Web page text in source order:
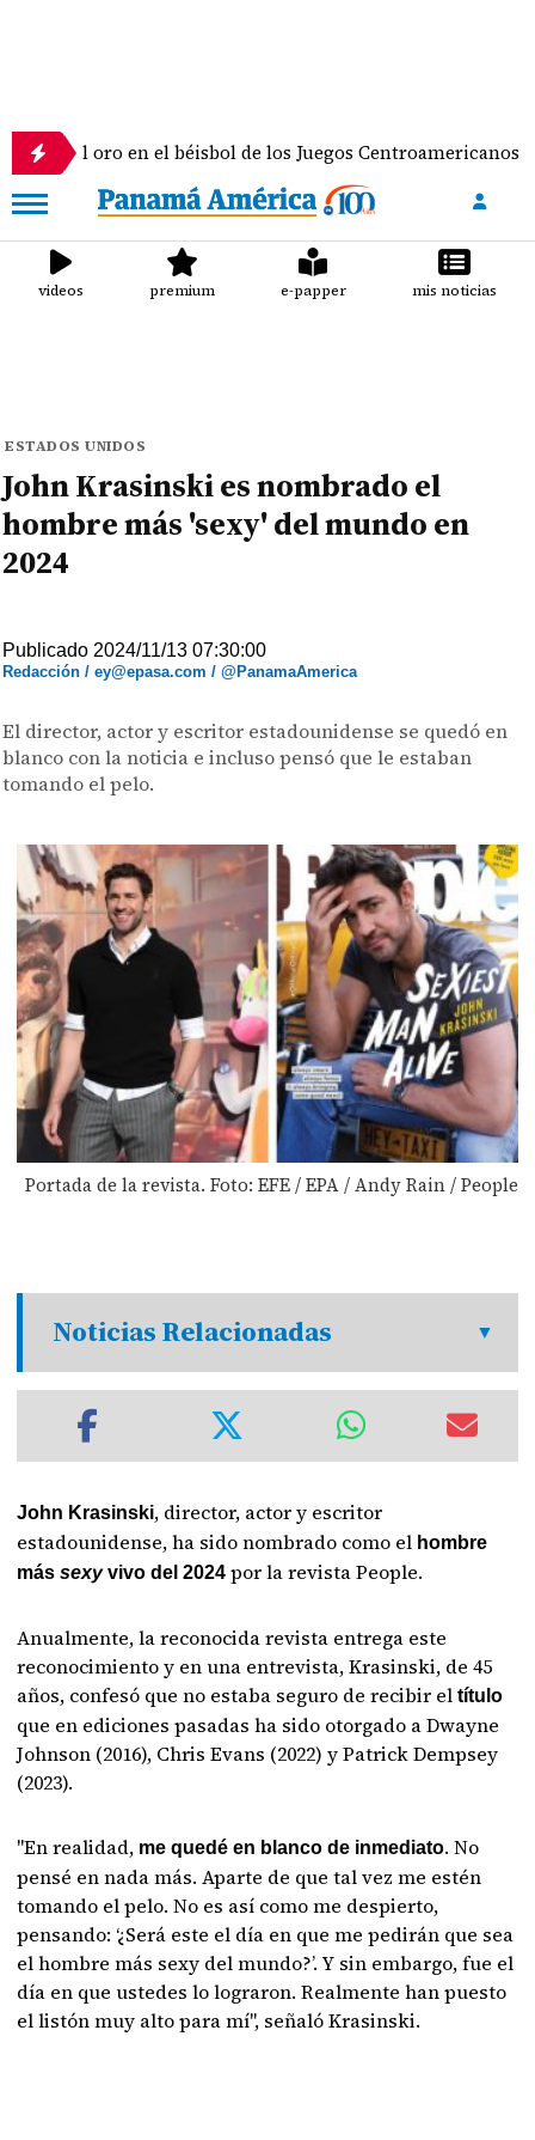
en el béisbol de los Juegos Centroamericanos y del Caribe
videos premium e-papper mis noticias
ESTADOS UNIDOS
John Krasinski es nombrado el
hombre más 'sexy' del mundo en
2024
Publicado 2024/11/13 07:30:00
Redacción / ey@epasa.com / @PanamaAmerica
El director, actor y escritor estadounidense se quedó en
blanco con la noticia e incluso pensó que le estaban
tomando el pelo.
Portada de la revista. Foto: EFE / EPA / Andy Rain / People
Noticias Relacionadas
John Krasinski, director, actor y escritor
estadounidense, ha sido nombrado como el hombre
mássexyvivo del 2024 por la revista People.
Anualmente, la reconocida revista entrega este
reconocimiento y en una entrevista, Krasinski, de 45
años, confesó que no estaba seguro de recibir eltítulo
que en ediciones pasadas ha sido otorgado a Dwayne
Johnson (2016), Chris Evans (2022) y Patrick Dempsey
(2023).
"En realidad, me quedé en blanco de inmediato. No
pensé en nada más. Aparte de que tal vez me estén
tomando el pelo. No es así como me despierto,
pensando: ‘¿Será este el día en que me pedirán que sea
el hombre más sexy del mundo?’. Y sin embargo, fue el
día en que ustedes lo lograron. Realmente han puesto
el listón muy alto para mí", señaló Krasinski.